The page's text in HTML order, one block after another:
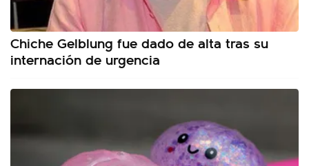
Chiche Gelblung fue dado de alta tras su
internación de urgencia